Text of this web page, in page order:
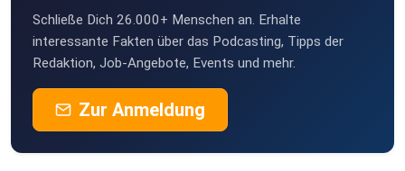
Schließe Dich 26.000+ Menschen an. Erhalte
interessante Fakten über das Podcasting, Tipps der
Redaktion, Job-Angebote, Events und mehr.
Zur Anmeldung